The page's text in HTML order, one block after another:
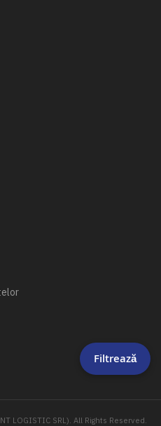
LOGISTIC SRL). All Rights Reserved.
Filtrează